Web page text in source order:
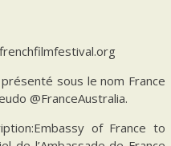
sous le nom France
@FranceAustralia.
of France to